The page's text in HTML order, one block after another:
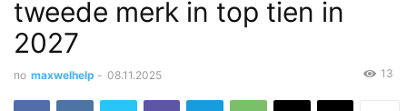
tweede merk in top tien in
2027
по maxwelhelp - 08.11.2025 13